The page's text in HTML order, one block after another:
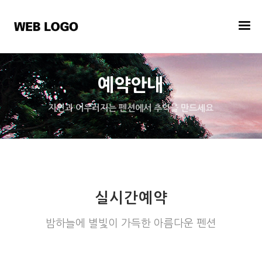
예약안내
자연과 어우러지는 펜션에서 추억을 만드세요
실시간예약
밤하늘에 별빛이 가득한 아름다운 펜션